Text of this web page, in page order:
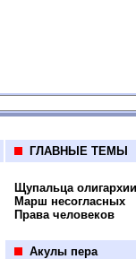
ГЛАВНЫЕ ТЕМЫ
Щупальца олигархии
Марш несогласных
Права человеков
Акулы пера